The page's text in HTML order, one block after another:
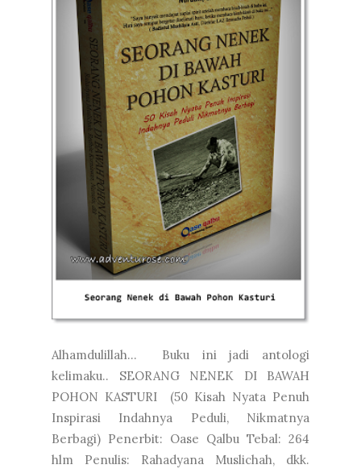
Alhamdulillah... Buku ini jadi antologi
kelimaku.. SEORANG NENEK DI BAWAH
POHON KASTURI (50 Kisah Nyata Penuh
Inspirasi Indahnya Peduli, Nikmatnya
Berbagi) Penerbit: Oase Qalbu Tebal: 264
hlm Penulis: Rahadyana Muslichah, dkk.